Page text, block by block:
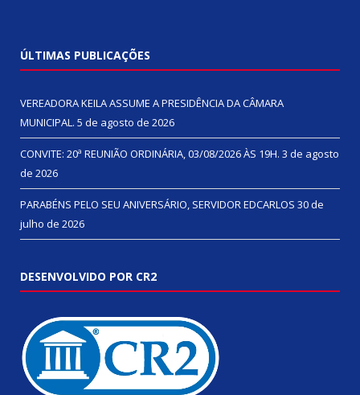
ÚLTIMAS PUBLICAÇÕES
VEREADORA KEILA ASSUME A PRESIDÊNCIA DA CÂMARA
MUNICIPAL. 5 de agosto de 2026
CONVITE: 20ª REUNIÃO ORDINÁRIA, 03/08/2026 ÀS 19H. 3 de agosto
de 2026
PARABÉNS PELO SEU ANIVERSÁRIO, SERVIDOR EDCARLOS 30 de
julho de 2026
DESENVOLVIDO POR CR2